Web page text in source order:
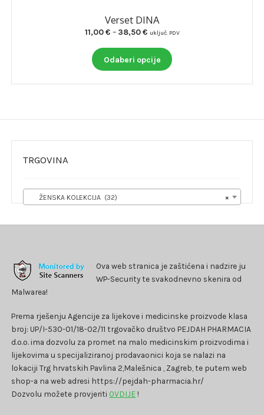
Verset DINA
11,00€ – 38,50€Raspon
od
11,00 €
do
uključ. PDV
Odaberi opcije
Ovaj
proizvod
Opcije
TRGOVINA
×
ŽENSKA KOLEKCIJA (32)
Ova web stranica je zaštićena i nadzire ju
WP-Security te svakodnevno skenira od
Malwarea!
Prema rješenju Agencije za lijekove i medicinske proizvode klasa
broj: UP/I-530-01/18-02/11 trgovačko društvo PEJDAH PHARMACIA
d.o.o. ima dozvolu za promet na malo medicinskim proizvodima i
lijekovima u specijaliziranoj prodavaonici koja se nalazi na
lokaciji Trg hrvatskih Pavlina 2,Malešnica , Zagreb, te putem web
shop-a na web adresi https://pejdah-pharmacia.hr/
Dozvolu možete provjeriti OVDIJE !